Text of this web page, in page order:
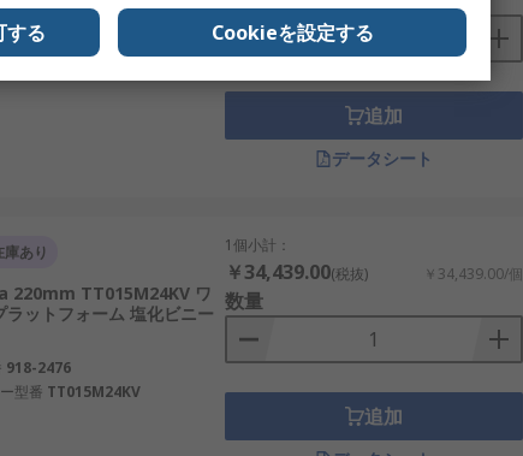
ーム アルミニウム
817-9892
追加
データシート
庫あり
220mm TT015M24KV ワ
ラットフォーム 塩化ビニー
918-2476
型番 TT015M24KV
1個小計：
￥34,439.00(税抜) ￥34,439.00/個
数量
追加
する Cookieを設定する